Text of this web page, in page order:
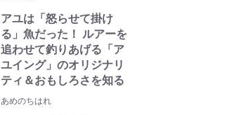
アユは「怒らせて掛け
る」魚だった！ ルアーを
追わせて釣りあげる「ア
ユイング」のオリジナリ
ティ＆おもしろさを知る
あめのちはれ